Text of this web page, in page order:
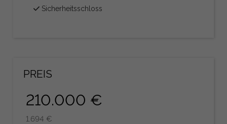
Sicherheitsschloss
PREIS
210.000 €
1.694 €